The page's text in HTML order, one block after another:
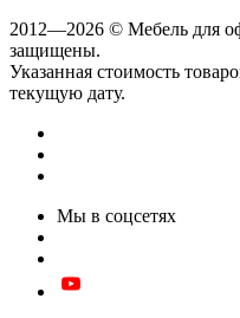
2012—2026 © Мебель для
защищены.
Указанная стоимость
текущую дату.
Мы в соцсетях